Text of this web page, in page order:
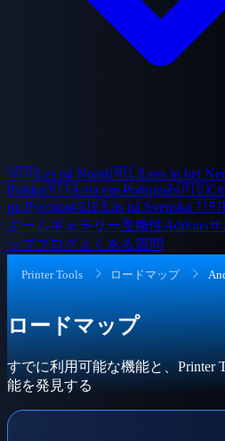
🇳🇴Les på Norsk🇳🇱Lees in het
Polsku🇵🇹Leia em Português🇷🇴
на Русском🇸🇪Läs på Svenska🇹🇷
ホームギャラリー互換性Addonsサ
ップブログよくある質問
Printer Tools ロードマップ
ロードマップ
すでに利用可能な機能と、Printer
能を発見する